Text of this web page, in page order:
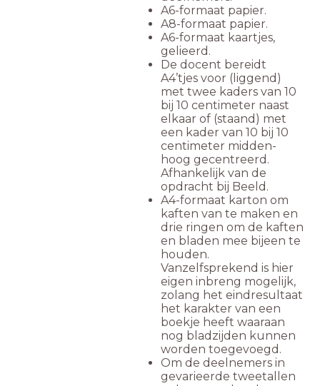
A6-formaat papier.
A8-formaat papier.
A6-formaat kaartjes,
gelieerd.
De docent bereidt
A4’tjes voor (liggend)
met twee kaders van 10
bij 10 centimeter naast
elkaar of (staand) met
een kader van 10 bij 10
centimeter midden-
hoog gecentreerd.
Afhankelijk van de
opdracht bij Beeld.
A4-formaat karton om
kaften van te maken en
drie ringen om de kaften
en bladen mee bijeen te
houden.
Vanzelfsprekend is hier
eigen inbreng mogelijk,
zolang het eindresultaat
het karakter van een
boekje heeft waaraan
nog bladzijden kunnen
worden toegevoegd.
Om de deelnemers in
gevarieerde tweetallen